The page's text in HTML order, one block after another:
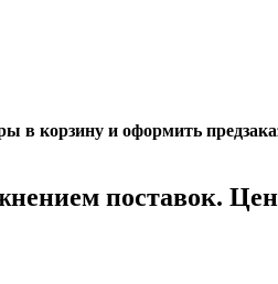
корзину и оформить
поставок.